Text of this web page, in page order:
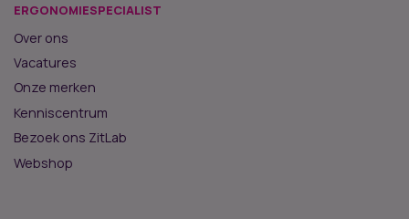
ERGONOMIESPECIALIST
Over ons
Vacatures
Onze merken
Kenniscentrum
Bezoek ons ZitLab
Webshop